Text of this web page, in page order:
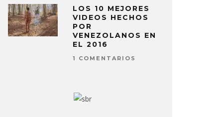
LOS 10 MEJORES
VIDEOS HECHOS
POR
VENEZOLANOS EN
EL 2016
1 COMENTARIOS